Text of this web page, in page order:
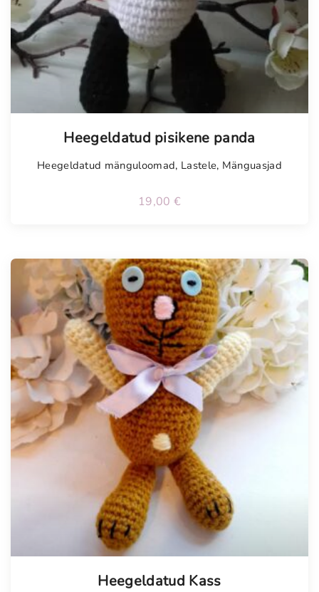
Heegeldatud pisikene panda
Heegeldatud mänguloomad, Lastele, Mänguasjad
19,00 €
Heegeldatud Kass